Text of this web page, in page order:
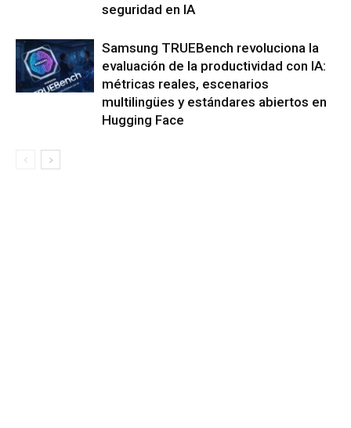
seguridad en IA
Samsung TRUEBench revoluciona la
evaluación de la productividad con IA:
métricas reales, escenarios
multilingües y estándares abiertos en
Hugging Face